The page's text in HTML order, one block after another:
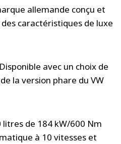
allemande conçu et
caractéristiques de luxe
avec un choix de
la version phare du VW
de 184 kW/600 Nm
à 10 vitesses et